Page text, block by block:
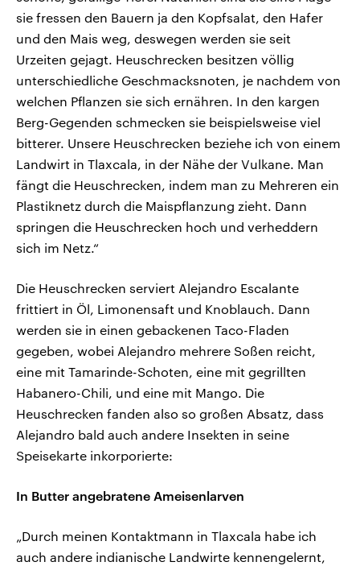
sie fressen den Bauern ja den Kopfsalat, den Hafer
und den Mais weg, deswegen werden sie seit
Urzeiten gejagt. Heuschrecken besitzen völlig
unterschiedliche Geschmacksnoten, je nachdem von
welchen Pflanzen sie sich ernähren. In den kargen
Berg-Gegenden schmecken sie beispielsweise viel
bitterer. Unsere Heuschrecken beziehe ich von einem
Landwirt in Tlaxcala, in der Nähe der Vulkane. Man
fängt die Heuschrecken, indem man zu Mehreren ein
Plastiknetz durch die Maispflanzung zieht. Dann
springen die Heuschrecken hoch und verheddern
sich im Netz.“
Die Heuschrecken serviert Alejandro Escalante
frittiert in Öl, Limonensaft und Knoblauch. Dann
werden sie in einen gebackenen Taco-Fladen
gegeben, wobei Alejandro mehrere Soßen reicht,
eine mit Tamarinde-Schoten, eine mit gegrillten
Habanero-Chili, und eine mit Mango. Die
Heuschrecken fanden also so großen Absatz, dass
Alejandro bald auch andere Insekten in seine
Speisekarte inkorporierte:
In Butter angebratene Ameisenlarven
„Durch meinen Kontaktmann in Tlaxcala habe ich
auch andere indianische Landwirte kennengelernt,